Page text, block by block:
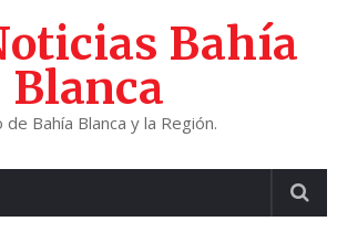
Bahía
Blanca
de Bahía Blanca y la Región.